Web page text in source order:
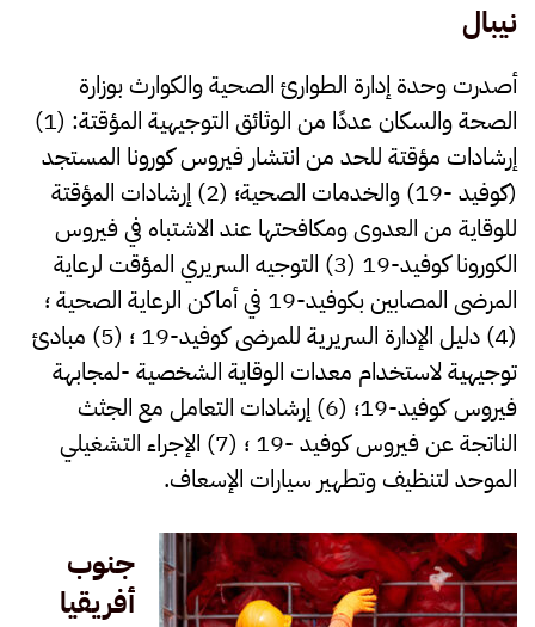
نيبال
أصدرت وحدة إدارة الطوارئ الصحية والكوارث بوزارة
الصحة والسكان عددًا من الوثائق التوجيهية المؤقتة: (1)
إرشادات مؤقتة للحد من انتشار فيروس كورونا المستجد
(كوفيد -19) والخدمات الصحية؛ (2) إرشادات المؤقتة
للوقاية من العدوى ومكافحتها عند الاشتباه في فيروس
الكورونا كوفيد-19 (3) التوجيه السريري المؤقت لرعاية
المرضى المصابين بكوفيد-19 في أماكن الرعاية الصحية ؛
(4) دليل الإدارة السريرية للمرضى كوفيد-19 ؛ (5) مبادئ
توجيهية لاستخدام معدات الوقاية الشخصية -لمجابهة
فيروس كوفيد-19؛ (6) إرشادات التعامل مع الجثث
الناتجة عن فيروس كوفيد -19 ؛ (7) الإجراء التشغيلي
الموحد لتنظيف وتطهير سيارات الإسعاف.
جنوب
أفريقيا